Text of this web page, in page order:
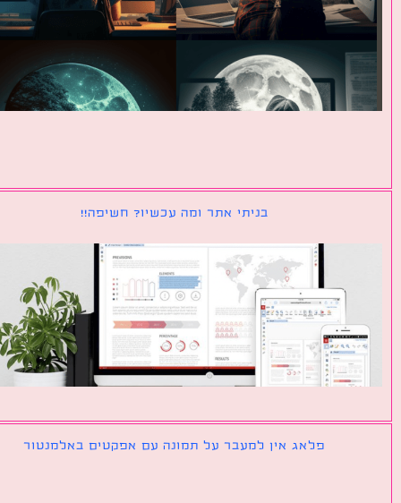
בניתי אתר ומה עכשיו? חשיפה!!
פלאג אין למעבר על תמונה עם אפקטים באלמנטור